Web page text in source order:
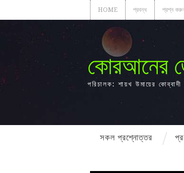
HOME প্রবন্ধ প্রশ্ন
কোরআনের
পরিচালক: শায়খ উমায়ের কোব্বাদী
সকল প্রশ্নোত্তর